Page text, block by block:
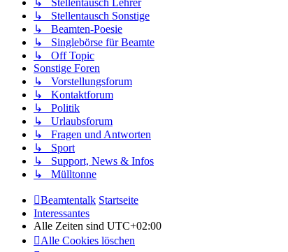
↳ Stellentausch Sonstige
↳ Beamten-Poesie
↳ Singlebörse für Beamte
↳ Off Topic
Sonstige Foren
↳ Vorstellungsforum
↳ Kontaktforum
↳ Politik
↳ Urlaubsforum
↳ Fragen und Antworten
↳ Sport
↳ Support, News & Infos
↳ Mülltonne
Beamtentalk Startseite
Interessantes
Alle Zeiten sind UTC+02:00
Alle Cookies löschen